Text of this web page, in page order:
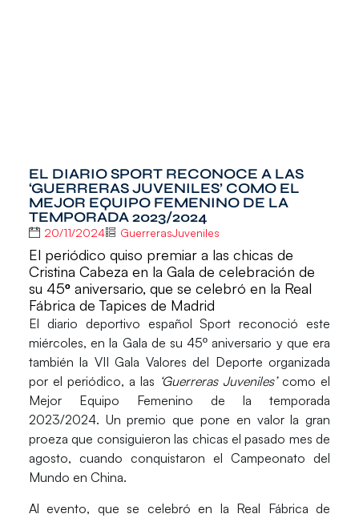
EL DIARIO SPORT RECONOCE A LAS
‘GUERRERAS JUVENILES’ COMO EL
MEJOR EQUIPO FEMENINO DE LA
TEMPORADA 2023/2024
20/11/2024 GuerrerasJuveniles
El periódico quiso premiar a las chicas de
Cristina Cabeza en la Gala de celebración de
su 45º aniversario, que se celebró en la Real
Fábrica de Tapices de Madrid
El diario deportivo españolSportreconoció este
miércoles, en la Gala de su 45º aniversario y que era
también la VII Gala Valores del Deporte organizada
por el periódico, a las ‘Guerreras Juveniles’como el
Mejor Equipo Femenino de la temporada
2023/2024. Un premio que pone en valor la gran
proeza que consiguieron las chicas el pasado mes de
agosto, cuando conquistaron elCampeonato del
Mundo en China.
Al evento, que se celebró en la Real Fábrica de